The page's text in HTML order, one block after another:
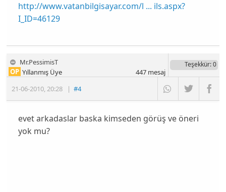
http://www.vatanbilgisayar.com/l ... ils.aspx?
I_ID=46129
Mr.PessimisT
21-06-2010,20:28 |#4
OP Yıllanmış Üye
Teşekkür: 0
447mesaj
evet arkadaslar baska kimseden görüş ve öneri
yok mu?